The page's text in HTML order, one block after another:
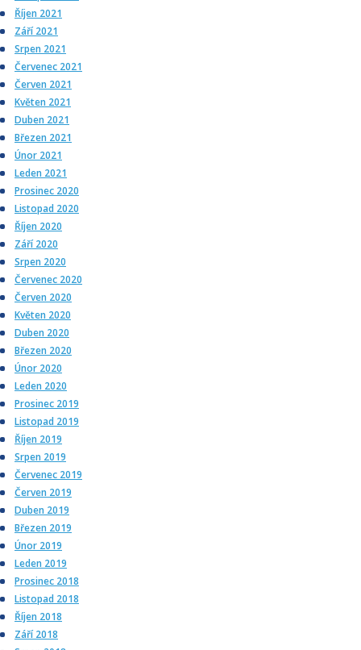
Říjen 2021
Září 2021
Srpen 2021
Červenec 2021
Červen 2021
Květen 2021
Duben 2021
Březen 2021
Únor 2021
Leden 2021
Prosinec 2020
Listopad 2020
Říjen 2020
Září 2020
Srpen 2020
Červenec 2020
Červen 2020
Květen 2020
Duben 2020
Březen 2020
Únor 2020
Leden 2020
Prosinec 2019
Listopad 2019
Říjen 2019
Srpen 2019
Červenec 2019
Červen 2019
Duben 2019
Březen 2019
Únor 2019
Leden 2019
Prosinec 2018
Listopad 2018
Říjen 2018
Září 2018